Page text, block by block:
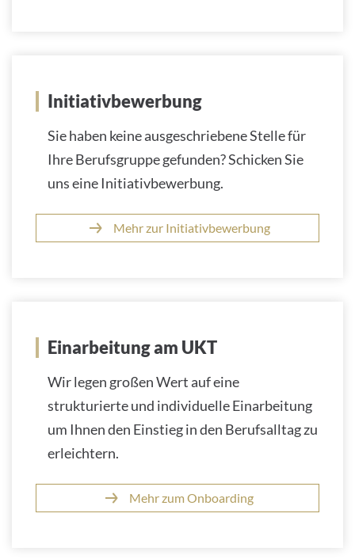
Initiativbewerbung
Sie haben keine ausgeschriebene Stelle für
Ihre Berufsgruppe gefunden? Schicken Sie
uns eine Initiativbewerbung.
Mehr zur Initiativbewerbung
Einarbeitung am UKT
Wir legen großen Wert auf eine
strukturierte und individuelle Einarbeitung
um Ihnen den Einstieg in den Berufsalltag zu
erleichtern.
Mehr zum Onboarding